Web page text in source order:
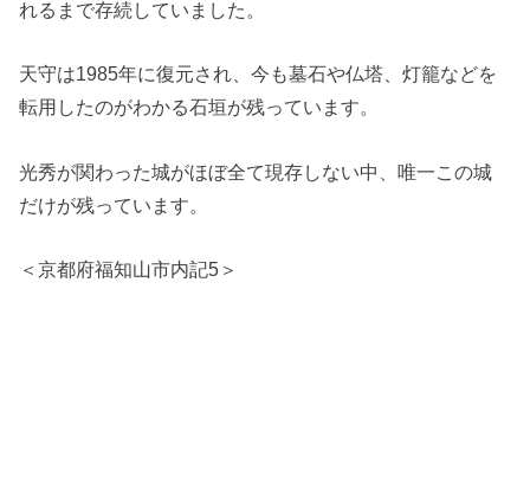
れるまで存続していました。
天守は1985年に復元され、今も墓石や仏塔、灯籠などを
転用したのがわかる石垣が残っています。
光秀が関わった城がほぼ全て現存しない中、唯一この城
だけが残っています。
＜京都府福知山市内記5＞